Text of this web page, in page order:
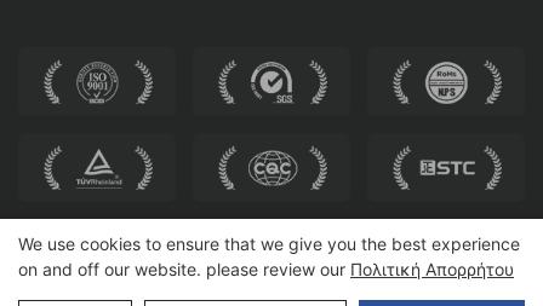
Πνευματικά δικαιώματα © 2025 HEWEI SEATING | Χάρτης
We use cookies to ensure that we give you the best experience
on and off our website. please review our Πολιτική Απορρήτου